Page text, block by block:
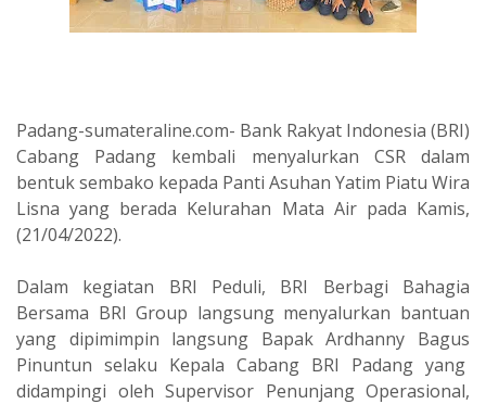
Padang-sumateraline.com- Bank Rakyat Indonesia (BRI)
Cabang Padang kembali menyalurkan CSR dalam
bentuk sembako kepada Panti Asuhan Yatim Piatu Wira
Lisna yang berada Kelurahan Mata Air pada Kamis,
(21/04/2022).
Dalam kegiatan BRI Peduli, BRI Berbagi Bahagia
Bersama BRI Group langsung menyalurkan bantuan
yang dipimimpin langsung Bapak Ardhanny Bagus
Pinuntun selaku Kepala Cabang BRI Padang yang
didampingi oleh Supervisor Penunjang Operasional,